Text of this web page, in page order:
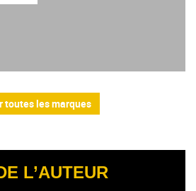
toutes les marques
L’AUTEUR